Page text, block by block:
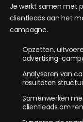
Je werkt samen met
clientleads aan het
campagne.
Opzetten,
advertising-
Analyseren van
resultaten
Samenwerken
clientleads om